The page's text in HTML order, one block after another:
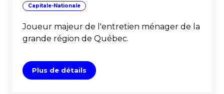
Capitale-Nationale
Joueur majeur de l'entretien ménager de la
grande région de Québec.
Plus de détails